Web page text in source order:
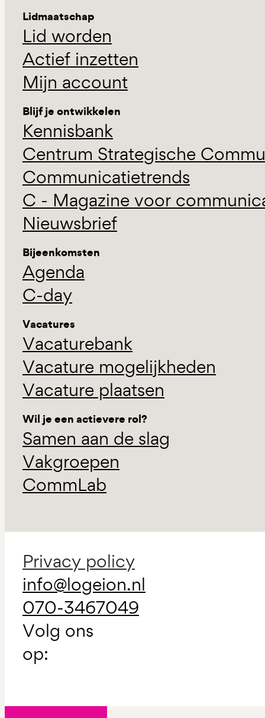
Lidmaatschap
Lid worden
Actief inzetten
Mijn account
Blijf je ontwikkelen
Kennisbank
Centrum Strategische
Communicatietrends
C - Magazine voor
Nieuwsbrief
Bijeenkomsten
Agenda
C-day
Vacatures
Vacaturebank
Vacature mogelijkheden
Vacature plaatsen
Wil je een actievere rol?
Samen aan de slag
Vakgroepen
CommLab
Privacy policy
info@logeion.nl
070-3467049
Volg ons
op: